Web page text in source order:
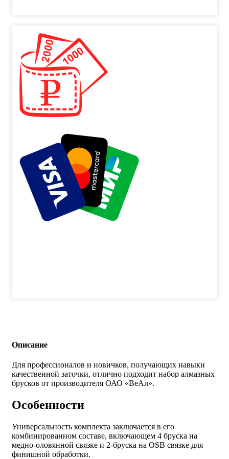
Описание
Для профессионалов и новичков, получающих навыки
качественной заточки, отлично подходит набор алмазных
брусков от производителя ОАО «ВеАл».
Особенности
Универсальность комплекта заключается в его
комбинированном составе, включающем 4 бруска на
медно-оловянной связке и 2-бруска на OSB связке для
финишной обработки.